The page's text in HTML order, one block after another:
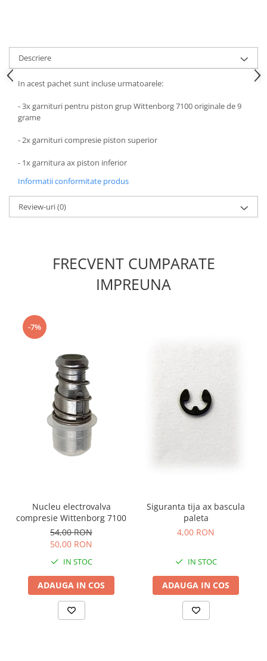
Descriere
In acest pachet sunt incluse urmatoarele:
- 3x garnituri pentru piston grup Wittenborg 7100 originale de 9
grame
- 2x garnituri compresie piston superior
- 1x garnitura ax piston inferior
Informatii conformitate produs
Review-uri(0)
FRECVENT CUMPARATE
IMPREUNA
-7%
Nucleu electrovalva
compresie Wittenborg 7100
54,00 RON
50,00 RON
IN STOC
ADAUGA IN COS
Siguranta tija ax bascula
paleta
4,00 RON
IN STOC
ADAUGA IN COS